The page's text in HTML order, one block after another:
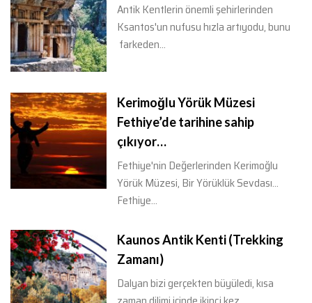
Antik Kentlerin önemli şehirlerinden
Ksantos'un nufusu hızla artıyodu, bunu
farkeden...
Kerimoğlu Yörük Müzesi
Fethiye’de tarihine sahip
çıkıyor…
Fethiye'nin Değerlerinden Kerimoğlu
Yörük Müzesi, Bir Yörüklük Sevdası...
Fethiye...
Kaunos Antik Kenti (Trekking
Zamanı)
Dalyan bizi gerçekten büyüledi, kısa